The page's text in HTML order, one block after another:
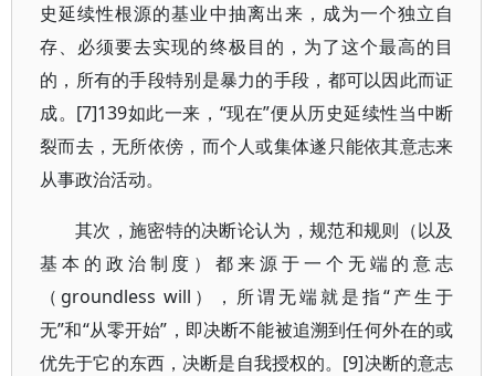
史延续性根源的基业中抽离出来，成为一个独立自
存、必须要去实现的终极目的，为了这个最高的目
的，所有的手段特别是暴力的手段，都可以因此而证
成。[7]139如此一来，“现在”便从历史延续性当中断
裂而去，无所依傍，而个人或集体遂只能依其意志来
从事政治活动。
其次，施密特的决断论认为，规范和规则（以及
基本的政治制度）都来源于一个无端的意志
（groundless will），所谓无端就是指“产生于
无”和“从零开始”，即决断不能被追溯到任何外在的或
优先于它的东西，决断是自我授权的。[9]决断的意志